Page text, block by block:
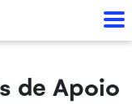
de Apoio